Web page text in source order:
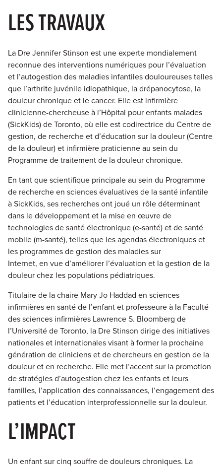
LES TRAVAUX
La Dre Jennifer Stinson est une experte mondialement
reconnue des interventions numériques pour l’évaluation
et l’autogestion des maladies infantiles douloureuses telles
que l’arthrite juvénile idiopathique, la drépanocytose, la
douleur chronique et le cancer. Elle est infirmière
clinicienne-chercheuse à l’Hôpital pour enfants malades
(SickKids) de Toronto, où elle est codirectrice du Centre de
gestion, de recherche et d’éducation sur la douleur (Centre
de la douleur) et infirmière praticienne au sein du
Programme de traitement de la douleur chronique.
En tant que scientifique principale au sein du Programme
de recherche en sciences évaluatives de la santé infantile
à SickKids, ses recherches ont joué un rôle déterminant
dans le développement et la mise en œuvre de
technologies de santé électronique (e-santé) et de santé
mobile (m-santé), telles que les agendas électroniques et
les programmes de gestion des maladies sur
Internet, en vue d’améliorer l’évaluation et la gestion de la
douleur chez les populations pédiatriques.
Titulaire de la chaire Mary Jo Haddad en sciences
infirmières en santé de l’enfant et professeure à la Faculté
des sciences infirmières Lawrence S. Bloomberg de
l’Université de Toronto, la Dre Stinson dirige des initiatives
nationales et internationales visant à former la prochaine
génération de cliniciens et de chercheurs en gestion de la
douleur et en recherche. Elle met l’accent sur la promotion
de stratégies d’autogestion chez les enfants et leurs
familles, l’application des connaissances, l’engagement des
patients et l’éducation interprofessionnelle sur la douleur.
L’IMPACT
Un enfant sur cinq souffre de douleurs chroniques. La